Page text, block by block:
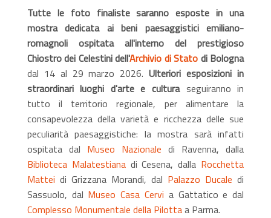
Tutte le foto finaliste saranno esposte in una
mostra dedicata ai beni paesaggistici emiliano-
romagnoli ospitata all'interno del prestigioso
Chiostro dei Celestini dell'Archivio di Stato di Bologna
dal 14 al 29 marzo 2026.Ulteriori esposizioni in
straordinari luoghi d'arte e culturaseguiranno in
tutto il territorio regionale, per alimentare la
consapevolezza della varietà e ricchezza delle sue
peculiarità paesaggistiche: la mostra sarà infatti
ospitata dal Museo Nazionale di Ravenna, dalla
Biblioteca Malatestianadi Cesena, dalla Rocchetta
Mattei di Grizzana Morandi, dal Palazzo Ducale di
Sassuolo, dal Museo Casa Cervi a Gattatico e dal
Complesso Monumentale della Pilottaa Parma.